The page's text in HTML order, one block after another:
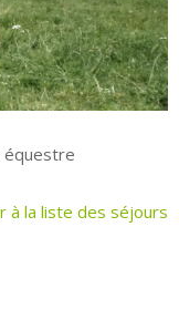
équestre
à la liste des séjours